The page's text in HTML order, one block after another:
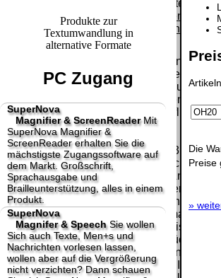
Die
Preise
»
Produkte zur
Textumwandlung in
alternative Formate
PC Zugang
SuperNova
Magnifier & ScreenReaderMit
SuperNova Magnifier &
ScreenReader erhalten Sie die
mächstigste Zugangssoftware auf
dem Markt. Großschrift,
Sprachausgabe und
Brailleunterstützung, alles in einem
Produkt.
SuperNova
Magnifer & SpeechSie wollen
Sich auch Texte, Men+s und
Nachrichten vorlesen lassen,
wollen aber auf die Vergrößerung
nicht verzichten? Dann schauen
0.00 €
erhalten also
keinen
Datenträger.
Die in diesem Dokument genannten
Warenzeichen sind Eigentum der jeweiligen
Firmen. Preisänderungen, Irrtümer und
technische Änderungen vorbehalten.
letzte Änderung: 20. Januar 2025 fluSoft
Spezial Computer Technik,
Mit einem Urteil vom 12.05.1998 - 312 O
Haftung für Links hat das Landgericht
entschieden, dass man durch die
eines Links, die Inhalte der gelinkten Seite
mit zu verantworten hat. Dieses kann nur
dadurch verhindert werden, dass man sich
ausdrücklich von diesen Inhalten distanziert.
Hiermit distanzieren wir uns ausdrücklich
allen Inhalten, aller gelinkten Seiten auf
Homepage und machen uns diese Inhalte